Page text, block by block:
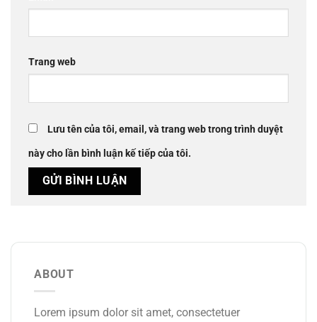
Trang web
Lưu tên của tôi, email, và trang web trong trình duyệt
này cho lần bình luận kế tiếp của tôi.
ABOUT
Lorem ipsum dolor sit amet, consectetuer